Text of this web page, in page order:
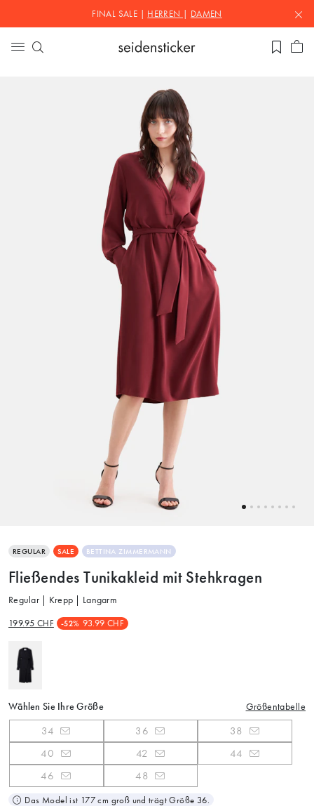
FINAL SALE | HERREN DAMEN
REGULAR SALE BETTINA ZIMMERMANN
Fließendes Tunikakleid mit Stehkragen
Regular | Krepp | Langarm
199.95 CHF -52% 93.99 CHF
Wählen Sie Ihre Größe Größentabelle
34 36
38
40
42
44
46
48
Das Model ist 177 cm groß und trägt Größe 36.